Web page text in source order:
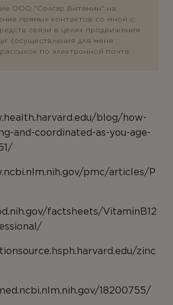
ООО "Солгар Витамин" на
прямых контактов со мной с
связи в целях продвижения
(осуществления для меня
по электронной почте.
blog/how-
and-coordinated-as-you-age-
pmc/articles/P
factsheets/VitaminB12
zinc
18200755/